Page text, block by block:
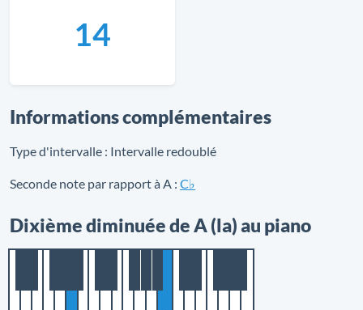
14
Informations complémentaires
Type d'intervalle : Intervalle redoublé
Seconde note par rapport à A : C♭
Dixième diminuée de A (la) au piano